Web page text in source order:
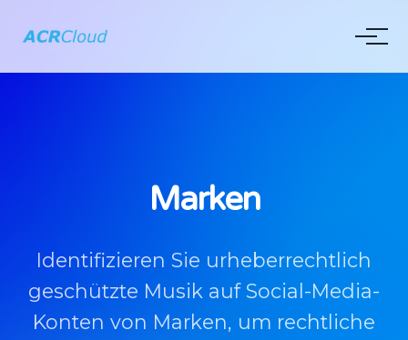
Marken
Identifizieren Sie urheberrechtlich
geschützte Musik auf Social-Media-
Konten von Marken, um rechtliche